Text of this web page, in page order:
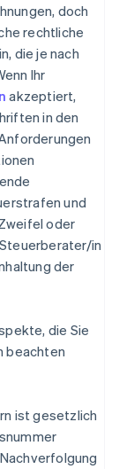
doch
rechtliche
die je nach
Ihr
akzeptiert,
in den
und
oder
in
der
die Sie
beachten
ist gesetzlich